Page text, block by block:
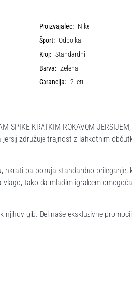
Proizvajalec: Nike
Šport: Odbojka
Kroj: Standardni
Barva: Zelena
Garancija: 2 leti
SPIKE KRATKIM ROKAVOM
združuje trajnost z lahkotnim
hkrati pa ponuja standardno prileganje,
tako da mladim igralcem
gib. Del naše ekskluzivne